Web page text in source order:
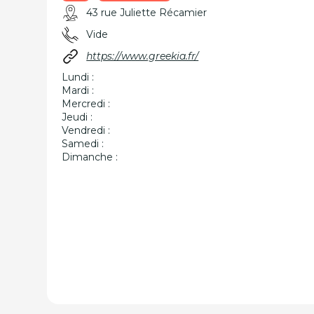
43 rue Juliette Récamier
Vide
https://www.greekia.fr/
Lundi :
Mardi :
Mercredi :
Jeudi :
Vendredi :
Samedi :
Dimanche :